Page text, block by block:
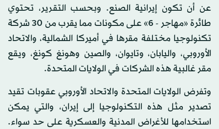
عن أن تكون إيرانية الصنع. وبحسب التقرير، تحتوي
طائرة «مهاجر - 6» على مكونات مما يقرب من 30 شركة
تكنولوجيا مختلفة مقرها في أميركا الشمالية، والاتحاد
الأوروبي، واليابان، وتايوان، والصين وهونغ كونغ، ويقع
مقر غالبية هذه الشركات في الولايات المتحدة.
وتفرض الولايات المتحدة والاتحاد الأوروبي عقوبات تقيد
تصدير مثل هذه التكنولوجيا إلى إيران، والتي يمكن
استخدامها للأغراض المدنية والعسكرية على حد سواء.